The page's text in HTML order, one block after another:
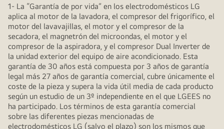
1- La “Garantía de por vida” en los electrodomésticos LG
aplica al motor de la lavadora, el compresor del frigorífico, el
motor del lavavajillas, el motor y el compresor de la
secadora, el magnetrón del microondas, el motor y el
compresor de la aspiradora, y el compresor Dual Inverter de
la unidad exterior del equipo de aire acondicionado. Esta
garantía de 30 años está compuesta por 3 años de garantía
legal más 27 años de garantía comercial, cubre únicamente el
coste de la pieza y supera la vida útil media de cada producto
según un estudio de un 3º independiente en el que LGEES no
ha participado. Los términos de esta garantía comercial
sobre las diferentes piezas mencionadas de
electrodomésticos LG (salvo el plazo) son los mismos que